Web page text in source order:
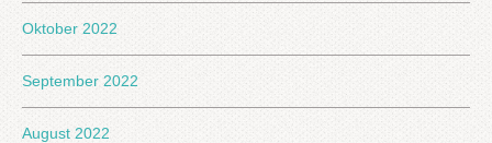
Oktober 2022
September 2022
August 2022